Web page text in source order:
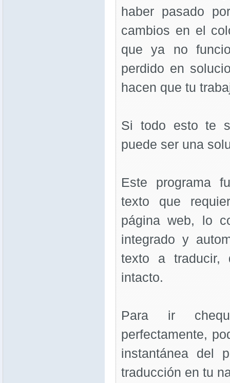
haber pasado
cambios en el
que ya no
perdido en
hacen que tu
Si todo esto te
puede ser una
Este programa
texto que
página web, lo
integrado y
texto a traducir,
intacto.
Para ir
perfectamente,
instantánea del
traducción en tu